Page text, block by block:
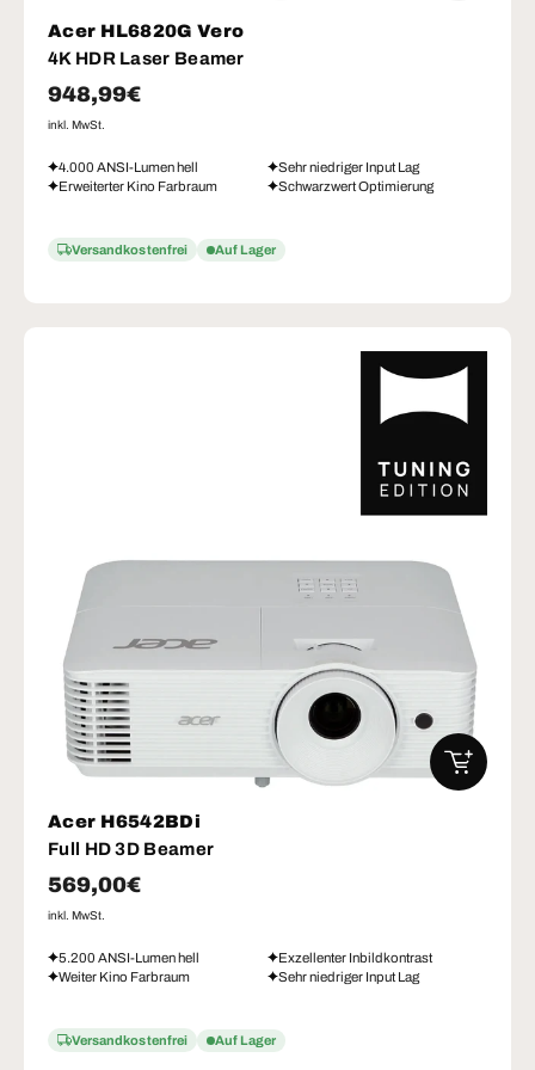
Acer HL6820G Vero
4K HDR Laser Beamer
Normaler Preis
948,99€
inkl. MwSt.
4.000 ANSI-Lumen hell
Sehr niedriger Input Lag
Erweiterter Kino Farbraum
Schwarzwert Optimierung
Versandkostenfrei Auf Lager
Acer H6542BDi
Full HD 3D Beamer
Normaler Preis
569,00€
inkl. MwSt.
5.200 ANSI-Lumen hell
Exzellenter Inbildkontrast
Weiter Kino Farbraum
Sehr niedriger Input Lag
Versandkostenfrei Auf Lager
IN DEN